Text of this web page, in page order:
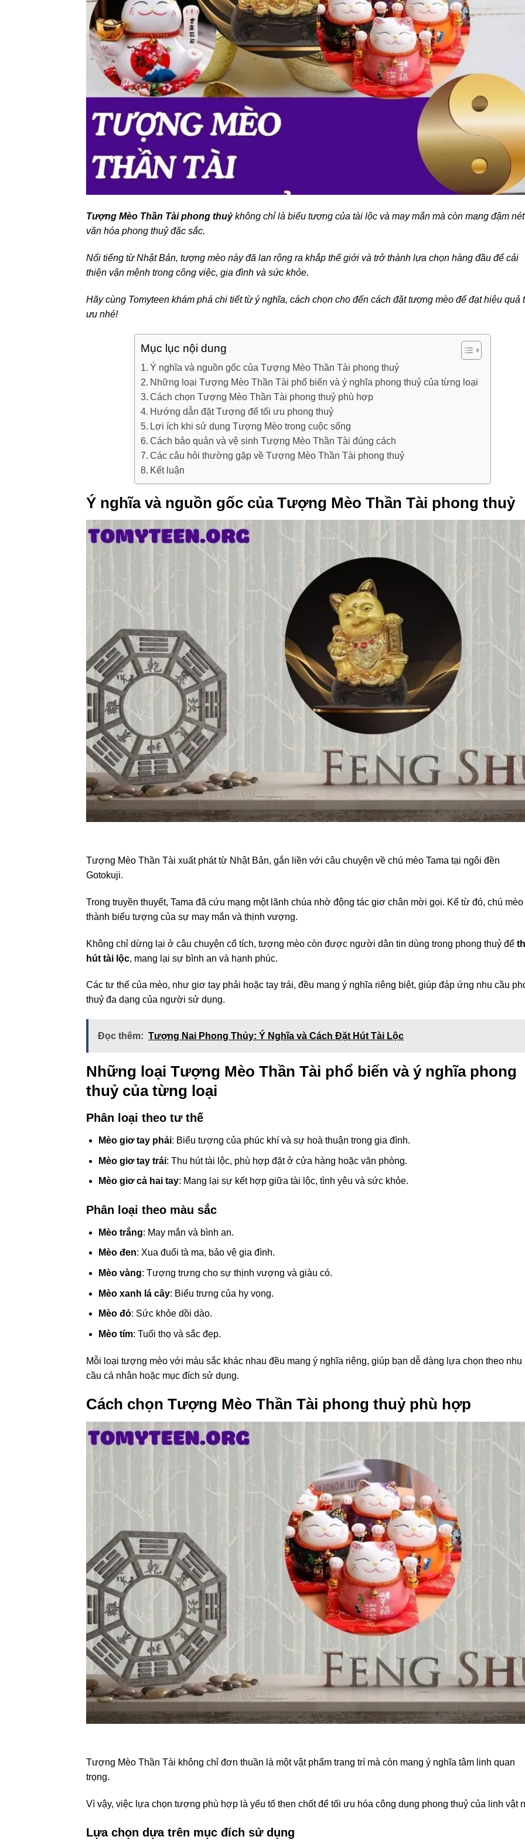
Tượng Mèo Thần Tài phong thuỷkhông chỉ là biểu tượng của tài lộc và may mắn mà còn mang đậm nét
văn hóa phong thuỷ đặc sắc.
Nổi tiếng từ Nhật Bản, tượng mèo này đã lan rộng ra khắp thế giới và trở thành lựa chọn hàng đầu để cải
thiện vận mệnh trong công việc, gia đình và sức khỏe.
Hãy cùng Tomyteen khám phá chi tiết từ ý nghĩa, cách chọn cho đến cách đặt tượng mèo để đạt hiệu quả
ưu nhé!
Mục lục nội dung
Ý nghĩa và nguồn gốc của Tượng Mèo Thần Tài phong thuỷ
Những loại Tượng Mèo Thần Tài phổ biến và ý nghĩa phong thuỷ của từng loại
Cách chọn Tượng Mèo Thần Tài phong thuỷ phù hợp
Hướng dẫn đặt Tượng để tối ưu phong thuỷ
Lợi ích khi sử dụng Tượng Mèo trong cuộc sống
Cách bảo quản và vệ sinh Tượng Mèo Thần Tài đúng cách
Các câu hỏi thường gặp về Tượng Mèo Thần Tài phong thuỷ
Kết luận
Ý nghĩa và nguồn gốc của Tượng Mèo Thần Tài phong thuỷ
Tượng Mèo Thần Tài xuất phát từ Nhật Bản, gắn liền với câu chuyện về chú mèo Tama tại ngôi đền
Gotokuji.
Trong truyền thuyết, Tama đã cứu mạng một lãnh chúa nhờ động tác giơ chân mời gọi. Kể từ đó, chú
thành biểu tượng của sự may mắn và thịnh vượng.
Không chỉ dừng lại ở câu chuyện cổ tích, tượng mèo còn được người dân tin dùng trong phong thuỷ để
hút tài lộc, mang lại sự bình an và hạnh phúc.
Các tư thế của mèo, như giơ tay phải hoặc tay trái, đều mang ý nghĩa riêng biệt, giúp đáp ứng nhu cầu
thuỷ đa dạng của người sử dụng.
Đọc thêm: Tượng Nai Phong Thủy: Ý Nghĩa và Cách Đặt Hút Tài Lộc
Những loại Tượng Mèo Thần Tài phổ biến và ý nghĩa phong
thuỷ của từng loại
Phân loại theo tư thế
Mèo giơ tay phải: Biểu tượng của phúc khí và sự hoà thuận trong gia đình.
Mèo giơ tay trái: Thu hút tài lộc, phù hợp đặt ở cửa hàng hoặc văn phòng.
Mèo giơ cả hai tay: Mang lại sự kết hợp giữa tài lộc, tình yêu và sức khỏe.
Phân loại theo màu sắc
Mèo trắng: May mắn và bình an.
Mèo đen: Xua đuổi tà ma, bảo vệ gia đình.
Mèo vàng: Tượng trưng cho sự thịnh vượng và giàu có.
Mèo xanh lá cây: Biểu trưng của hy vọng.
Mèo đỏ: Sức khỏe dồi dào.
Mèo tím: Tuổi thọ và sắc đẹp.
Mỗi loại tượng mèo với màu sắc khác nhau đều mang ý nghĩa riêng, giúp bạn dễ dàng lựa chọn theo nhu
cầu cá nhân hoặc mục đích sử dụng.
Cách chọn Tượng Mèo Thần Tài phong thuỷ phù hợp
Tượng Mèo Thần Tài không chỉ đơn thuần là một vật phẩm trang trí mà còn mang ý nghĩa tâm linh quan
trọng.
Vì vậy, việc lựa chọn tượng phù hợp là yếu tố then chốt để tối ưu hóa công dụng phong thuỷ của linh vật
Lựa chọn dựa trên mục đích sử dụng